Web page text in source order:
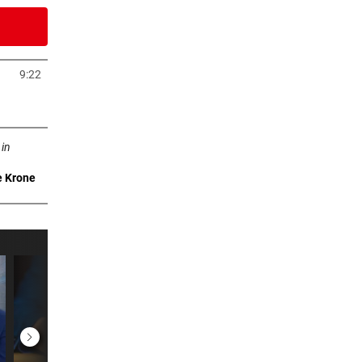
Minuten
Minuten
9:22
Krone